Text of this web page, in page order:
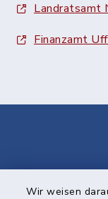
Wir weisen
Landratsamt
Finanzamt